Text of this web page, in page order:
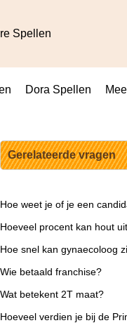
Spellen
Dora Spellen
Gerelateerde vragen
Hoe weet je of je een
Hoeveel procent kan hout
Hoe snel kan gynaecoloog
Wie betaald franchise?
Wat betekent 2T maat?
Hoeveel verdien je bij de